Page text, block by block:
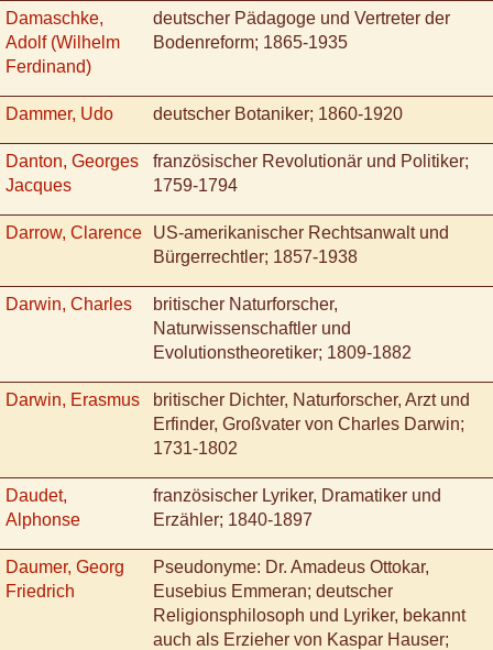
Damaschke,
Adolf (Wilhelm
Ferdinand)
deutscher Pädagoge und Vertreter der
Bodenreform; 1865-1935
Dammer, Udo deutscher Botaniker; 1860-1920
Danton, Georges
Jacques
französischer Revolutionär und Politiker;
1759-1794
Darrow, Clarence
US-amerikanischer Rechtsanwalt und
Bürgerrechtler; 1857-1938
Darwin, Charles
britischer Naturforscher,
Naturwissenschaftler und
Evolutionstheoretiker; 1809-1882
Darwin, Erasmus
britischer Dichter, Naturforscher, Arzt und
Erfinder, Großvater von Charles Darwin;
1731-1802
Daudet,
Alphonse
französischer Lyriker, Dramatiker und
Erzähler; 1840-1897
Daumer, Georg
Friedrich
Pseudonyme: Dr. Amadeus Ottokar,
Eusebius Emmeran; deutscher
Religionsphilosoph und Lyriker, bekannt
auch als Erzieher von Kaspar Hauser;